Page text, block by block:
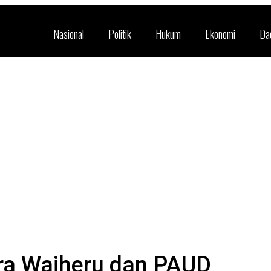
Nasional Politik Hukum Ekonomi
Waiheru dan PAUD